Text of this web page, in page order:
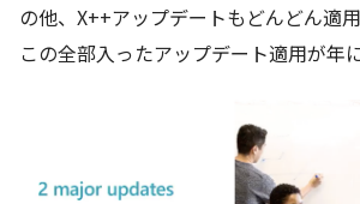
の他、X++アップデートもどんどん適
この全部入ったアップデート適用が年